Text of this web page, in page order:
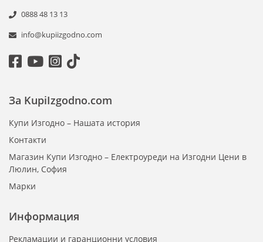
0888 48 13 13
info@kupiizgodno.com
Информация
Рекламации и гаранционни условия
За KupiIzgodno.com
Купи Изгодно – Нашата история
Контакти
Магазин Купи Изгодно – Електроуреди на Изгодни Цени в
Люлин, София
Марки